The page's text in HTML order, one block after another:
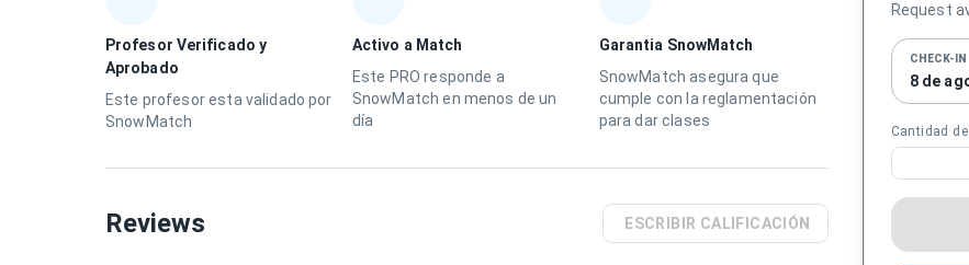
Profesor Verificado y
Aprobado
Este profesor esta validado por
SnowMatch
Activo a Match
Este PRO responde a
SnowMatch en menos de un
día
Garantia SnowMatch
SnowMatch asegura que
cumple con la reglamentación
para dar clases
Reviews ESCRIBIR CALIFICACIÓN
Request
CHECK-IN
8 de
Cantidad